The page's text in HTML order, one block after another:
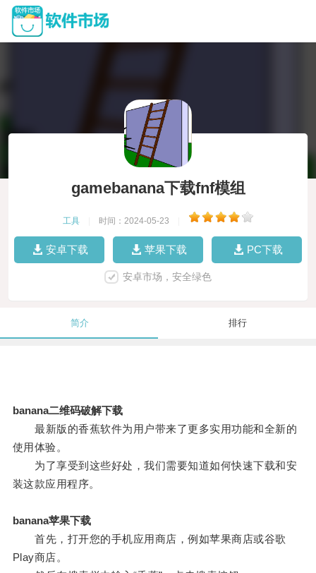
gamebanana下载fnf模组
工具 时间：2024-05-23
安卓下载 苹果下载 PC下载
安卓市场，安全绿色
简介 排行
banana二维码破解下载
最新版的香蕉软件为用户带来了更多实用功能和全新的
使用体验。
为了享受到这些好处，我们需要知道如何快速下载和安
装这款应用程序。
banana苹果下载
首先，打开您的手机应用商店，例如苹果商店或谷歌
Play商店。